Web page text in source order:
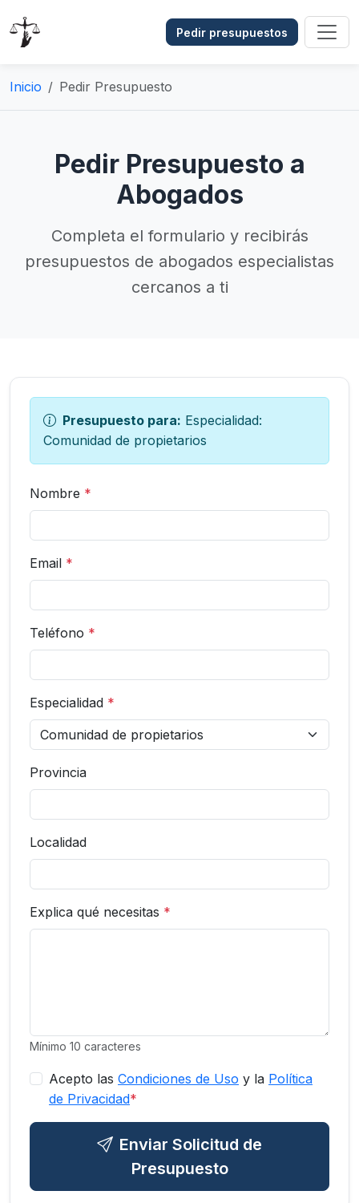
Pedir presupuestos
Inicio Pedir Presupuesto
Pedir Presupuesto a
Abogados
Completa el formulario y recibirás
presupuestos de abogados especialistas
cercanos a ti
Presupuesto para: Especialidad:
Comunidad de propietarios
Nombre *
Email *
Teléfono *
Especialidad *
Provincia
Localidad
Explica qué necesitas *
Mínimo 10 caracteres
Acepto las Condiciones de Uso y la Política
de Privacidad*
Enviar Solicitud de
Presupuesto